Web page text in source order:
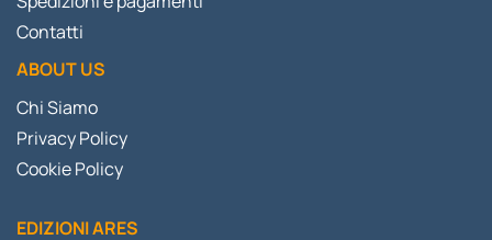
Contatti
ABOUT US
Chi Siamo
Privacy Policy
Cookie Policy
EDIZIONI ARES